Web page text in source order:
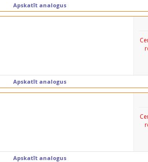
Apskatīt analogus
Apskatīt analogus
Apskatīt analogus